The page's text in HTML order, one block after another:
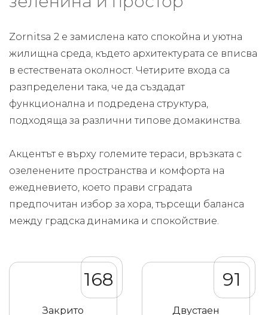
Zornitsa 2 е замислена като спокойна и уютна
жилищна среда, където архитектурата се вписва
в естествената околност. Четирите входа са
разпределени така, че да създадат
функционална и подредена структура,
подходяща за различни типове домакинства.
Акцентът е върху големите тераси, връзката с
озеленените пространства и комфорта на
ежедневието, което прави сградата
предпочитан избор за хора, търсещи баланса
между градска динамика и спокойствие.
168
Закрито
91
Двустаен